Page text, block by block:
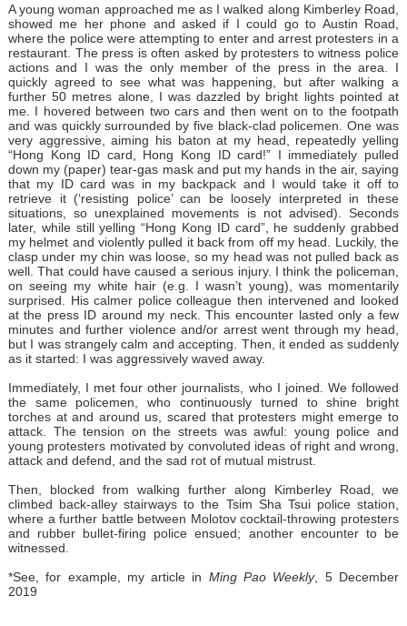
A young woman approached me as I walked along Kimberley Road,
showed me her phone and asked if I could go to Austin Road,
where the police were attempting to enter and arrest protesters in a
restaurant. The press is often asked by protesters to witness police
actions and I was the only member of the press in the area. I
quickly agreed to see what was happening, but after walking a
further 50 metres alone, I was dazzled by bright lights pointed at
me. I hovered between two cars and then went on to the footpath
and was quickly surrounded by five black-clad policemen. One was
very aggressive, aiming his baton at my head, repeatedly yelling
“Hong Kong ID card, Hong Kong ID card!” I immediately pulled
down my (paper) tear-gas mask and put my hands in the air, saying
that my ID card was in my backpack and I would take it off to
retrieve it (‘resisting police’ can be loosely interpreted in these
situations, so unexplained movements is not advised). Seconds
later, while still yelling “Hong Kong ID card”, he suddenly grabbed
my helmet and violently pulled it back from off my head. Luckily, the
clasp under my chin was loose, so my head was not pulled back as
well. That could have caused a serious injury. I think the policeman,
on seeing my white hair (e.g. I wasn’t young), was momentarily
surprised. His calmer police colleague then intervened and looked
at the press ID around my neck. This encounter lasted only a few
minutes and further violence and/or arrest went through my head,
but I was strangely calm and accepting. Then, it ended as suddenly
as it started: I was aggressively waved away.
Immediately, I met four other journalists, who I joined. We followed
the same policemen, who continuously turned to shine bright
torches at and around us, scared that protesters might emerge to
attack. The tension on the streets was awful: young police and
young protesters motivated by convoluted ideas of right and wrong,
attack and defend, and the sad rot of mutual mistrust.
Then, blocked from walking further along Kimberley Road, we
climbed back-alley stairways to the Tsim Sha Tsui police station,
where a further battle between Molotov cocktail-throwing protesters
and rubber bullet-firing police ensued; another encounter to be
witnessed.
*See, for example, my article in Ming Pao Weekly, 5 December
2019